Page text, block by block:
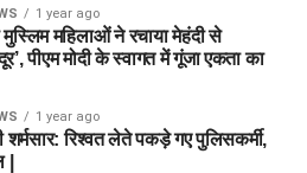
को मिलेगा नया जीवन
में रहने वाली महिलाओं और बच्चों के
भी है।
1 year ago
मुस्लिम महिलाओं ने रचाया मेहंदी से
पीएम मोदी के स्वागत में गूंजा एकता का
1 year ago
शर्मसार: रिश्वत लेते पकड़े गए पुलिसकर्मी,